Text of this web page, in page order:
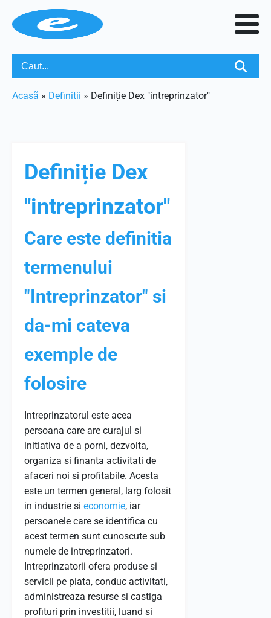
Acasã » Definitii » Definiție Dex "intreprinzator"
Definiție Dex
"intreprinzator"
Care este definitia
termenului
"Intreprinzator" si
da-mi cateva
exemple de
folosire
Intreprinzatorul este acea
persoana care are curajul si
initiativa de a porni, dezvolta,
organiza si finanta activitati de
afaceri noi si profitabile. Acesta
este un termen general, larg folosit
in industrie si economie, iar
persoanele care se identifica cu
acest termen sunt cunoscute sub
numele de intreprinzatori.
Intreprinzatorii ofera produse si
servicii pe piata, conduc activitati,
administreaza resurse si castiga
profituri prin investitii, luand si